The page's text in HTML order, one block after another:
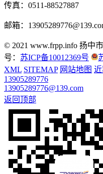
传真：0511-88527887
邮箱：
© 2021 www.frpp.info 扬中
号： 苏ICP备10012369号
XML SITEMAP 网站地图
13905289776
13905289776@139.com
返回顶部